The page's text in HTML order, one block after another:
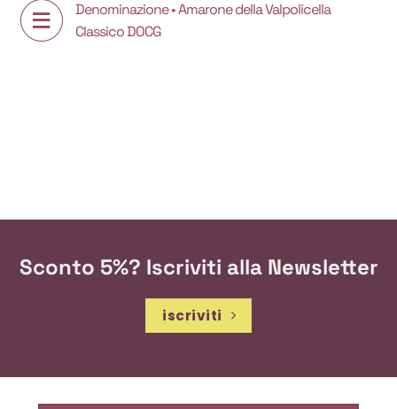
Denominazione • Amarone della Valpolicella
Classico DOCG
Sconto 5%? Iscriviti alla Newsletter
iscriviti